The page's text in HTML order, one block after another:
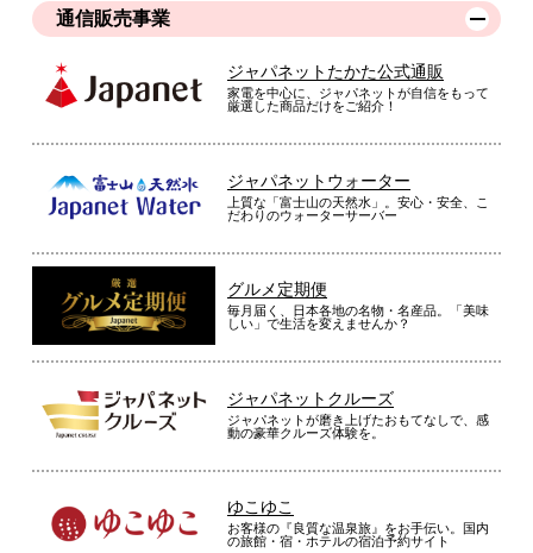
通信販売事業
ジャパネットたかた公式通販
家電を中心に、ジャパネットが自信をもって
厳選した商品だけをご紹介！
ジャパネットウォーター
上質な「富士山の天然水」。安心・安全、こ
だわりのウォーターサーバー
グルメ定期便
毎月届く、日本各地の名物・名産品。「美味
しい」で生活を変えませんか？
ジャパネットクルーズ
ジャパネットが磨き上げたおもてなしで、感
動の豪華クルーズ体験を。
ゆこゆこ
お客様の『良質な温泉旅』をお手伝い。国内
の旅館・宿・ホテルの宿泊予約サイト